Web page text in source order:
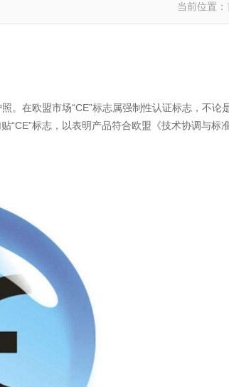
当前位置：
。在欧盟市场“CE”标志属强制性认证标志，不论
标志，以表明产品符合欧盟《技术协调与标